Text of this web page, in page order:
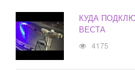
КУДА
ВЕСТА
4175